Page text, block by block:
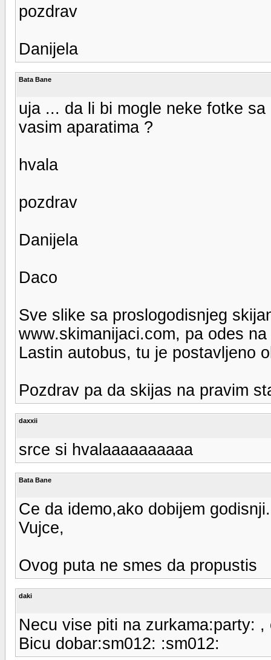
pozdrav
Danijela
Bata Bane
uja ... da li bi mogle neke fotke
vasim aparatima ?
hvala
pozdrav
Danijela
Daco
Sve slike sa proslogodisnjeg
www.skimanijaci.com, pa odes
Lastin autobus, tu je postavljeno
Pozdrav pa da skijas na pravim
daxxii
srce si hvalaaaaaaaaaa
Bata Bane
Ce da idemo,ako dobijem godisnji.
Vujce,
Ovog puta ne smes da propustis
daki
Necu vise piti na zurkama:party:
Bicu dobar:sm012: :sm012: